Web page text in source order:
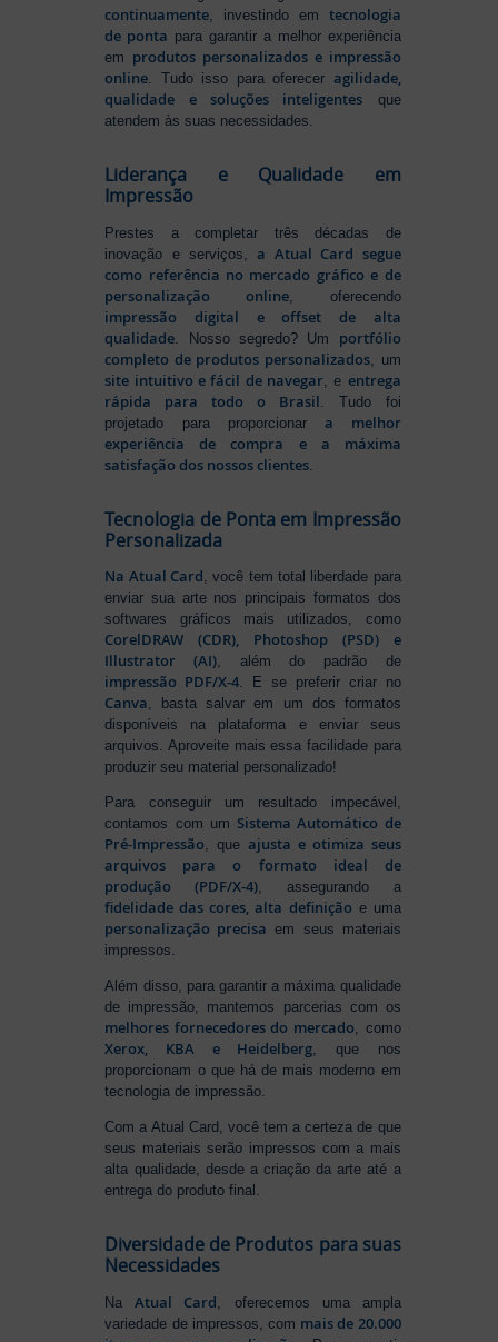
continuamente, investindo em tecnologia
de ponta para garantir a melhor experiência
em produtos personalizados e impressão
online. Tudo isso para oferecer agilidade,
qualidade e soluções inteligentes que
atendem às suas necessidades.
Liderança e Qualidade em
Impressão
Prestes a completar três décadas de
inovação e serviços,a Atual Card segue
como referência no mercado gráfico e de
personalização online, oferecendo
impressão digital e offset de alta
qualidade . Nosso segredo? Um portfólio
completo de produtos personalizados , um
site intuitivo e fácil de navegar , e entrega
rápida para todo o Brasil . Tudo foi
projetado para proporcionara melhor
experiência de compra e a máxima
satisfação dos nossos clientes
Tecnologia de Ponta em Impressão
Personalizada
Na Atual Card, você tem total liberdade para
enviar sua arte nos principais formatos dos
softwares gráficos mais utilizados, como
CorelDRAW (CDR), Photoshop (PSD) e
Illustrator (AI), além do padrão de
impressão PDF/X-4. E se preferir criar no
Canva, basta salvar em um dos formatos
disponíveis na plataforma e enviar seus
arquivos. Aproveite mais essa facilidade para
produzir seu material personalizado!
Para conseguir um resultado impecável,
contamos com um Sistema Automático de
Pré-Impressão, queajusta e otimiza seus
arquivos para o formato ideal de
produção (PDF/X-4), assegurando a
fidelidade das cores, alta definição e uma
personalização precisa em seus materiais
impressos.
Além disso, para garantir a máxima qualidade
de impressão, mantemos parcerias com os
melhores fornecedores do mercado, como
Xerox, KBA e Heidelberg, que nos
proporcionam o que há de mais moderno em
tecnologia de impressão.
Com a Atual Card, você tem a certeza de que
seus materiais serão impressos com a mais
alta qualidade, desde a criação da arte até a
entrega do produto final.
Diversidade de Produtos para suas
Necessidades
NaAtual Card , oferecemos uma ampla
variedade de impressos, com mais de 20.000